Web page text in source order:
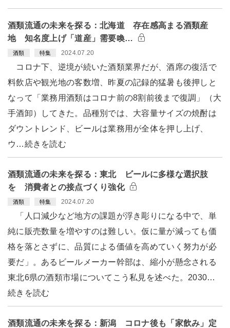
酒類流通の未来を探る：北海道 存在感高まる酒類産
地 知名度上げ「道産」需要喚…
酒類 特集 2024.07.20
コロナ下、逆境が続いた酒類業界だが、酒席の復活で
料飲店や観光地の客数増、昨夏の記録的猛暑も後押しと
なって「業務用酒類はコロナ前の8割前後まで復調」（大
手酒卸）してきた。品種別では、大容量サイズの焼酎は
ダウントレンド、ビールは業務用が全体を押し上げ、
ウ…続きを読む
酒類流通の未来を探る：東北 ビールに多様な選択肢
を 消費者との接点づくり強化
酒類 特集 2024.07.20
「人口減少など地方の課題が浮き彫りになる中で、単
純に販売数量を増やすのは難しい。仮に量が減っても価
格を落とさずに、品質による価値を高めていく努力が必
要だ」。あるビールメーカー幹部は、縮小が懸念される
東北6県の酒類市場についてこう私見を述べた。2030…
続きを読む
酒類流通の未来を探る：新潟 コロナ後も「家飲み」定